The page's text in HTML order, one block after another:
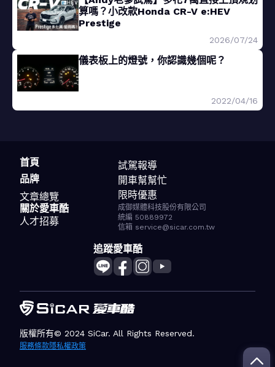
算嗎？小改款Honda CR-V e:HEV
Prestige
2026/07/24
儀表板上的燈號，你認識幾個呢？
2022/04/16
首頁
品牌
文章總覽
試駕報導
開車幫幫忙
限時優惠
關於愛車酷
人才招募
成御媒體科技股份有限公司
統編 50889972
信箱 service@sicar.com.tw
追蹤愛車酷
版權所有© 2024 SiCar. All Rights Reserved.
服務條款隱私權政策